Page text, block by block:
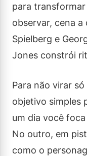
para
observar, cena
Spielberg e
Jones constrói
Para não virar
objetivo simples
um dia você
No outro, em
como o